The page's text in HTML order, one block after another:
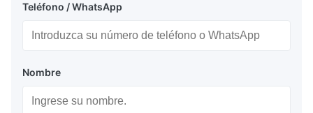
Teléfono / WhatsApp
Nombre